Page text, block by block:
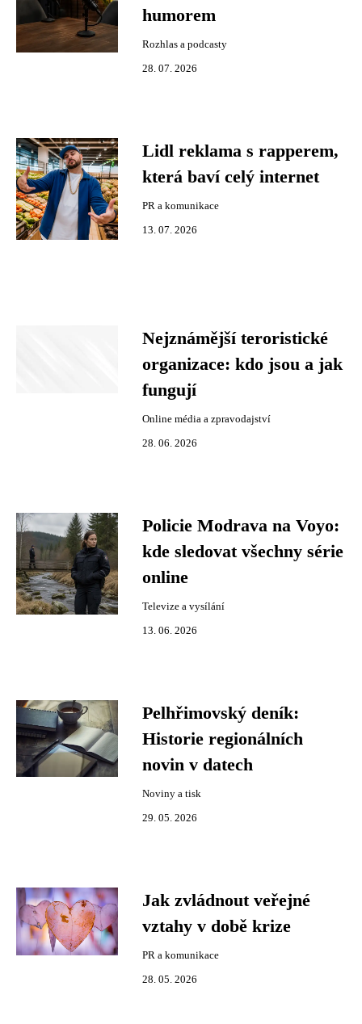
humorem
Rozhlas a podcasty
28. 07. 2026
Lidl reklama s rapperem,
která baví celý internet
PR a komunikace
13. 07. 2026
Nejznámější teroristické
organizace: kdo jsou a jak
fungují
Online média a zpravodajství
28. 06. 2026
Policie Modrava na Voyo:
kde sledovat všechny série
online
Televize a vysílání
13. 06. 2026
Pelhřimovský deník:
Historie regionálních
novin v datech
Noviny a tisk
29. 05. 2026
Jak zvládnout veřejné
vztahy v době krize
PR a komunikace
28. 05. 2026